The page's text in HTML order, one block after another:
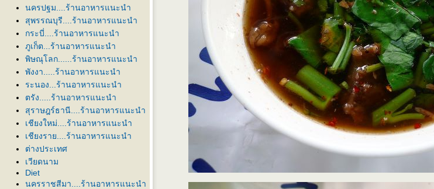
นครปฐม....ร้านอาหารแนะนำ
สุพรรณบุรี....ร้านอาหารแนะนำ
กระบี่....ร้านอาหารแนะนำ
ภูเก็ต...ร้านอาหารแนะนำ
พิษณุโลก......ร้านอาหารแนะนำ
พังงา.....ร้านอาหารแนะนำ
ระนอง...ร้านอาหารแนะนำ
ตรัง.....ร้านอาหารแนะนำ
สุราษฎร์ธานี....ร้านอาหารแนะนำ
เชียงใหม่....ร้านอาหารแนะนำ
เชียงราย....ร้านอาหารแนะนำ
ต่างประเทศ
เวียดนาม
Diet
นครราชสีมา....ร้านอาหารแนะนำ